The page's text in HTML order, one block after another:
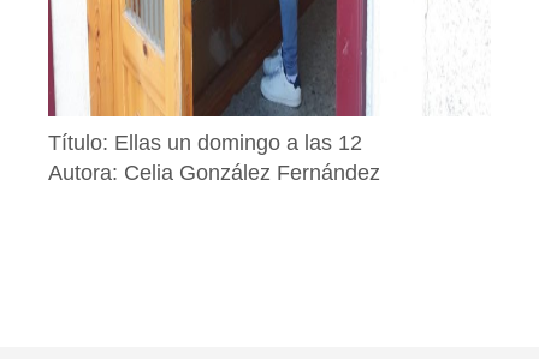
Título: Ellas un domingo a las 12
Autora: Celia González Fernández